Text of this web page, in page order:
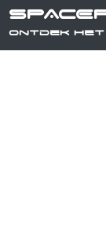
Ontdek